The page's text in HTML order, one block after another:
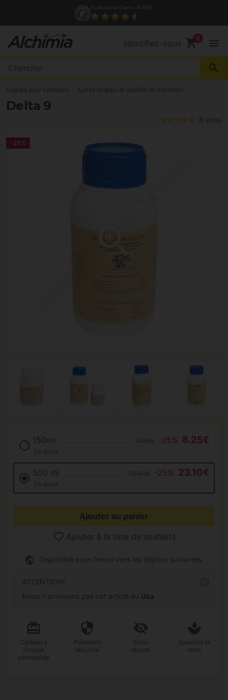
Identifiez-vous shopping_cart menu
search
Engrais pour cannabis Autres engrais et additifs de cannabis
Delta 9
(6 avis)
-25%
150ml -25% 8.25€
En stock
500 ml -25% 23.10€
En stock
Ajouter au panier
Ajouter à la liste de souhaits
Disponible pour l'envoi vers les régions suivantes.
ATTENTION!
Nous n'envoyons pas cet article au Usa
Cadeau à
chaque
commande
Paiement
sécurisé
Envoi
discret
Sauvons la
terre